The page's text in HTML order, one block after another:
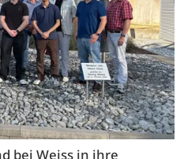
bei Weiss in ihre